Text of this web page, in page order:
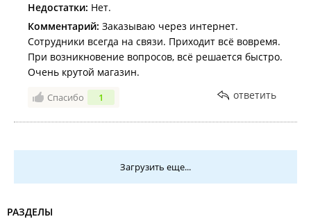
Недостатки: Нет.
Комментарий: Заказываю через интернет.
Сотрудники всегда на связи. Приходит всё вовремя.
При возникновение вопросов, всё решается быстро.
Очень крутой магазин.
Спасибо 1 ответить
Загрузить еще...
РАЗДЕЛЫ